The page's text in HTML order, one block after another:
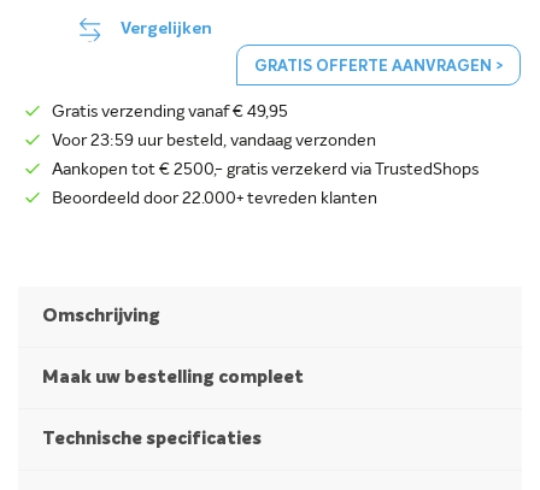
Vergelijken
GRATIS OFFERTE AANVRAGEN >
Gratis verzending vanaf € 49,95
Voor 23:59 uur besteld, vandaag verzonden
Aankopen tot € 2500,- gratis verzekerd via TrustedShops
Beoordeeld door 22.000+ tevreden klanten
Omschrijving
Maak uw bestelling compleet
Technische specificaties